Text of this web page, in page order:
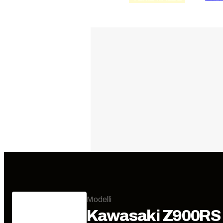
Modelli
Kawasaki